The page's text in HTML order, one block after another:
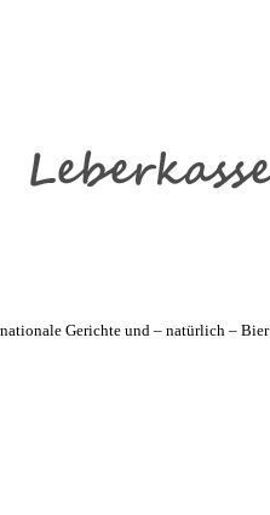
Gerichte und – natürlich – Bier